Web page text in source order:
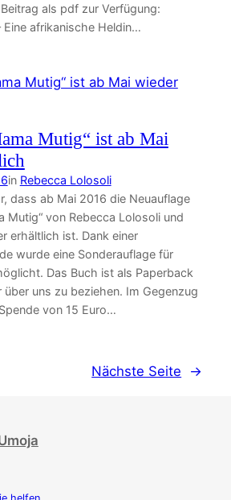
als pdf zur Verfügung:
Eine afrikanische Heldin…
Mutig“ ist ab Mai
in Rebecca Lolosoli
dass ab Mai 2016 die Neuauflage
Mutig“ von Rebecca Lolosoli und
erhältlich ist. Dank einer
wurde eine Sonderauflage für
Das Buch ist als Paperback
über uns zu beziehen. Im Gegenzug
von 15 Euro…
Nächste Seite →